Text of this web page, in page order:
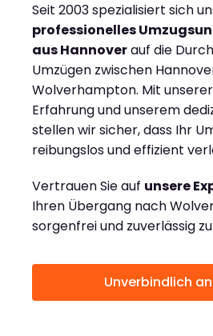
Seit 2003 spezialisiert sich
professionelles
aus Hannoverauf die
Umzügen zwischen
Wolverhampton. Mit
Erfahrung und unserem
stellen wir sicher, dass Ihr
reibungslos und effizient
Vertrauen Sie auf unsere
Ihren Übergang nach
sorgenfrei und zuverlässig
Unverbindlich